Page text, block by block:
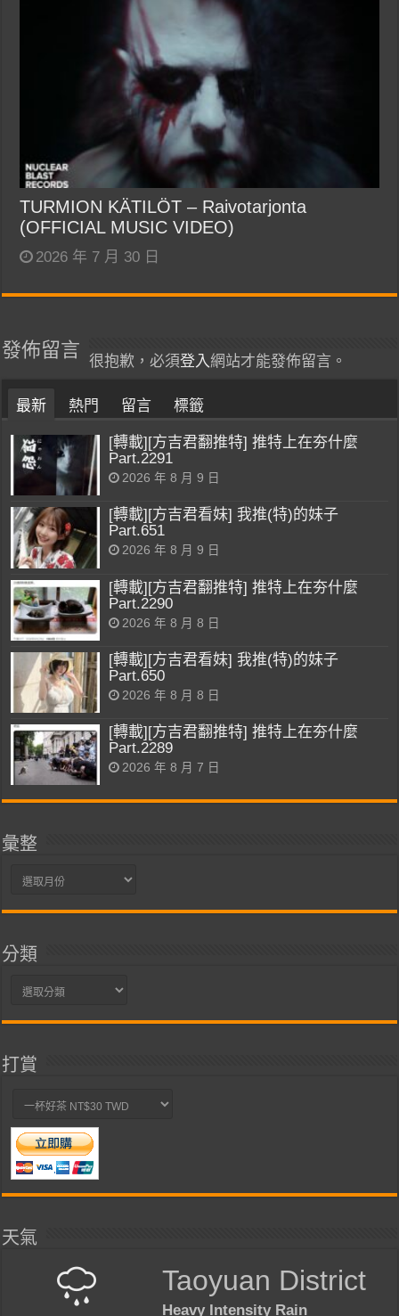
TURMION KÄTILÖT – Raivotarjonta
(OFFICIAL MUSIC VIDEO)
2026 年 7 月 30 日
發佈留言
很抱歉，必須登入網站才能發佈留言。
最新 熱門 留言 標籤
[轉載][方吉君翻推特] 推特上在夯什麼
Part.2291
2026 年 8 月 9 日
[轉載][方吉君看妹] 我推(特)的妹子
Part.651
2026 年 8 月 9 日
[轉載][方吉君翻推特] 推特上在夯什麼
Part.2290
2026 年 8 月 8 日
[轉載][方吉君看妹] 我推(特)的妹子
Part.650
2026 年 8 月 8 日
[轉載][方吉君翻推特] 推特上在夯什麼
Part.2289
2026 年 8 月 7 日
彙整
彙
分類
分
打賞
天氣
Taoyuan District
Heavy Intensity Rain